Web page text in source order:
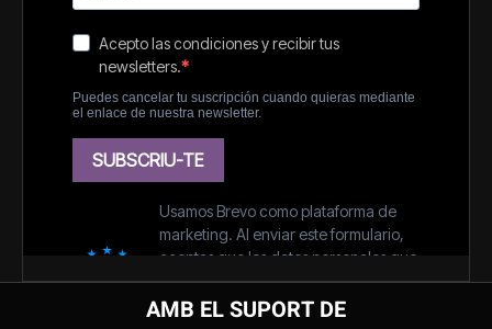
AMB EL SUPORT DE